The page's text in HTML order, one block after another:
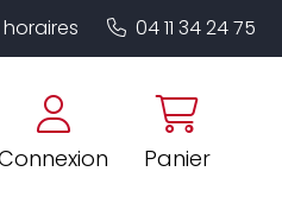
Panier
04 11 34 24 75